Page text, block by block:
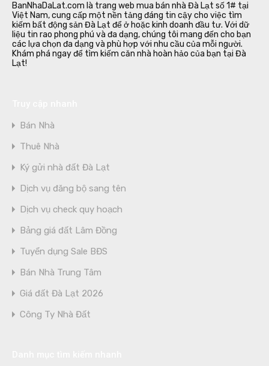
BanNhaDaLat.com là trang web mua bán nhà Đà Lạt số 1# tại
Việt Nam, cung cấp một nền tảng đáng tin cậy cho việc tìm
kiếm bất động sản Đà Lạt để ở hoặc kinh doanh đầu tư. Với dữ
liệu tin rao phong phú và đa dạng, chúng tôi mang đến cho bạn
các lựa chọn đa dạng và phù hợp với nhu cầu của mỗi người.
Khám phá ngay để tìm kiếm căn nhà hoàn hảo của bạn tại Đà
Lạt!
Bán Nhà
Thuê Nhà
Ký gửi nhà đất Đà Lạt
Dịch vụ đăng bộ sang tên
Dịch vụ check quy hoạch
Bảng giá đất Lâm Đồng
Tuyển dụng Sale BĐS
Bán Nhà Trung Tâm
Giá đất Đà Lạt 2026
Công Ty Nhà Đất